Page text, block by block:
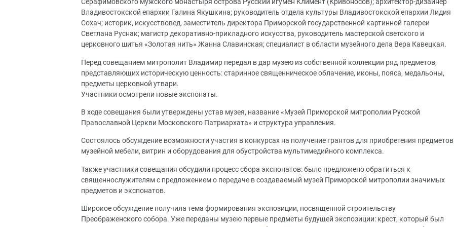
Серафимовского мужского монастыря острова Русский игумен Климент (Кривоносов); архитектор-дизайнер
Владивостокской епархии Галина Якушкина; руководитель отдела культуры Владивостокской епархии Лидия
Сохач; историк, искусствовед, заместитель директора Приморской государственной картинной галереи
Светлана Руснак; магистр декоративно-прикладного искусства, руководитель мастерской светского и
церковного шитья «Золотая нить» Жанна Славинская; специалист в области музейного дела Вера Кавецкая.
Перед совещанием митрополит Владимир передал в дар музею из собственной коллекции ряд предметов,
представляющих историческую ценность: старинное священническое облачение, иконы, пояса, медальоны,
предметы церковной утвари.
Участники осмотрели новые экспонаты.
В ходе совещания были утверждены устав музея, название «Музей Приморской митрополии Русской
Православной Церкви Московского Патриархата» и структура управления.
Состоялось обсуждение возможности участия в конкурсах на получение грантов для приобретения предметов
музейной мебели, витрин и оборудования для обустройства мультимедийного комплекса.
Также участники совещания обсудили процесс сбора экспонатов: было предложено обратиться к
священнослужителям с предложением о передаче в создаваемый музей Приморской митрополии значимых
предметов и экспонатов.
Широкое обсуждение получила тема формирования экспозиции, посвященной строительству
Преображенского собора. Уже переданы музею первые предметы будущей экспозиции: крест, который был